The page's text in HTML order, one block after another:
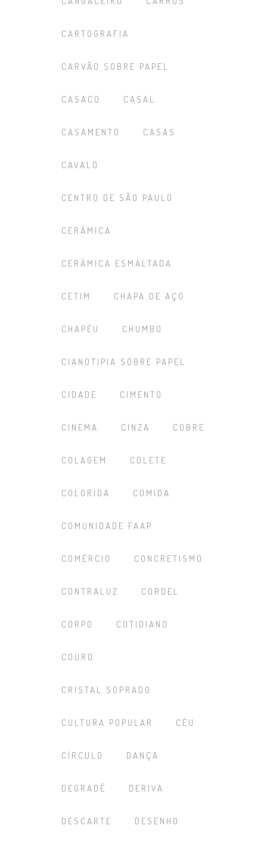
CARTOGRAFIA
CARVÃO SOBRE PAPEL
CASACO CASAL
CASAMENTO CASAS
CAVALO
CENTRO DE SÃO PAULO
CERÂMICA
CERÂMICA ESMALTADA
CETIM CHAPA DE AÇO
CHAPÉU CHUMBO
CIANOTIPIA SOBRE PAPEL
CIDADE CIMENTO
CINEMA CINZA COBRE
COLAGEM COLETE
COLORIDA COMIDA
COMUNIDADE FAAP
COMÉRCIO CONCRETISMO
CONTRALUZ CORDEL
CORPO COTIDIANO
COURO
CRISTAL SOPRADO
CULTURA POPULAR CÉU
CÍRCULO DANÇA
DEGRADÊ DERIVA
DESCARTE DESENHO